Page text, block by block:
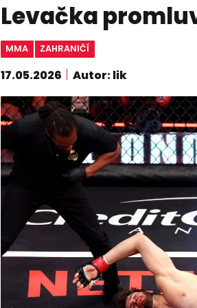
Levačka
MMA ZAHRANIČÍ
17.05.2026 Autor: lik